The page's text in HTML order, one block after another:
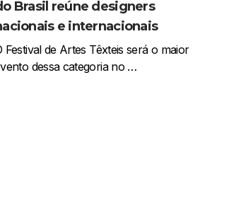
Brasil reúne designers
e internacionais
Festival de Artes Têxteis será o maior
dessa categoria no …